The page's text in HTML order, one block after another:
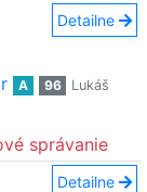
Detailne
A 96
Lukáš
správanie
Detailne